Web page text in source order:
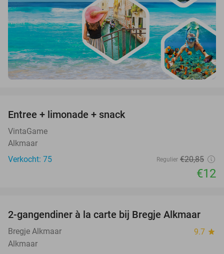
Entree + limonade + snack
VintaGame
Alkmaar
Verkocht: 75
Regulier €20,85
€12
12%
2-gangendiner à la carte bij Bregje Alkmaar
Bregje Alkmaar 9.7 star
Alkmaar